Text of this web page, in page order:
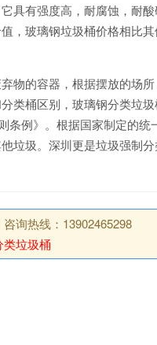
具有强度高，耐腐蚀，耐
，玻璃钢垃圾桶价格相比其
物的容器，根据摆放的场
桶区别，玻璃钢分类垃圾
条例》。根据国家制定的统
垃圾。深圳更是垃圾强制
询热线：13902465298
垃圾桶